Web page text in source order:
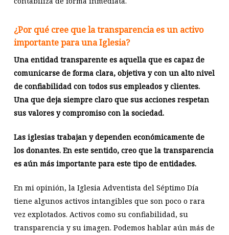
¿Por qué cree que la transparencia es un activo
importante para una Iglesia?
Una entidad transparente es aquella que es capaz de
comunicarse de forma clara, objetiva y con un alto nivel
de confiabilidad con todos sus empleados y clientes.
Una que deja siempre claro que sus acciones respetan
sus valores y compromiso con la sociedad.
Las iglesias trabajan y dependen económicamente de
los donantes. En este sentido, creo que la transparencia
es aún más importante para este tipo de entidades.
En mi opinión, la Iglesia Adventista del Séptimo Día
tiene algunos activos intangibles que son poco o rara
vez explotados. Activos como su confiabilidad, su
transparencia y su imagen. Podemos hablar aún más de